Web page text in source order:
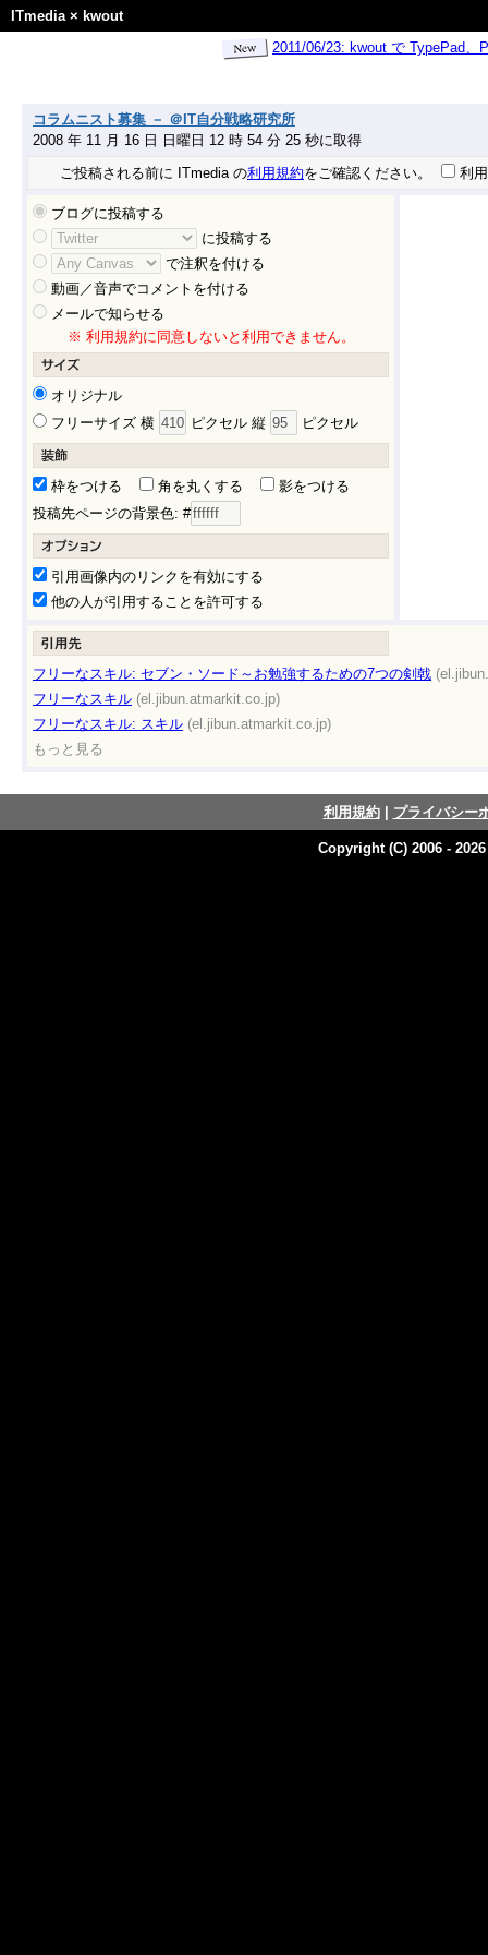
ITmedia× kwout
2011/06/23: kwout で TypePad
コラムニスト募集 － ＠IT自分戦略研究所
2008 年 11 月 16 日 日曜日 12 時 54 分 25 秒に取得
ご投稿される前に ITmedia の利用規約をご確認ください。 利
ブログに投稿する
に投稿する
で注釈を付ける
動画／音声でコメントを付ける
メールで知らせる
※ 利用規約に同意しないと利用できません。
オリジナル
フリーサイズ 横
ピクセル 縦 ピクセル
枠をつける 角を丸くする
影をつける
投稿先ページの背景色: #
引用画像内のリンクを有効にする
他の人が引用することを許可する
フリーなスキル: セブン・ソード～お勉強するための7つの剣戟
フリーなスキル (el.jibun.atmarkit.co.jp)
フリーなスキル: スキル (el.jibun.atmarkit.co.jp)
もっと見る
利用規約| プライバシー
Copyright (C) 2006 -